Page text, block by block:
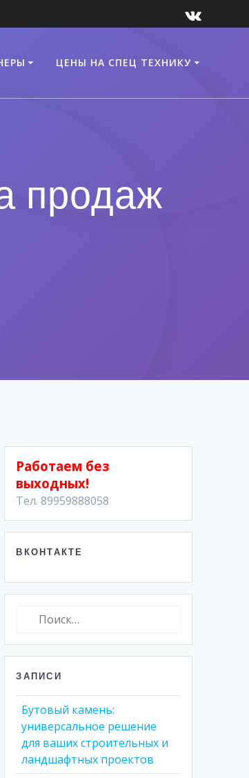
ЦЕНЫ НА СПЕЦ ТЕХНИКУ
продаж
Работаем без
выходных!
Тел. 89959888058
ВКОНТАКТЕ
Найти:
ЗАПИСИ
Бутовый камень:
универсальное решение
для ваших строительных и
ландшафтных проектов